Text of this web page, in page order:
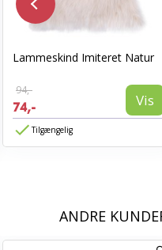
Lammeskind Imiteret Natur
94,-
74,- Vis
Tilgængelig
ANDRE